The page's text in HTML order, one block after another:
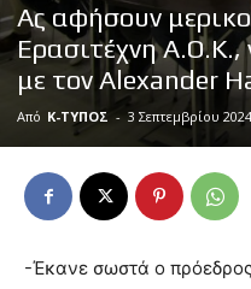
Ας αφήσουν
Ερασιτέχνη Α.Ο.Κ.,
με τον Alexander
Από Κ-ΤΥΠΟΣ - 3 Σεπτεμβρίου 2024
-Έκανε σωστά ο